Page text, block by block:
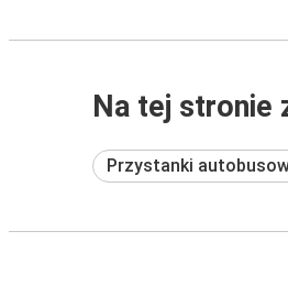
Na tej stronie
Przystanki